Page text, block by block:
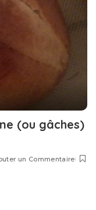
(ou gâches)
un Commentaire